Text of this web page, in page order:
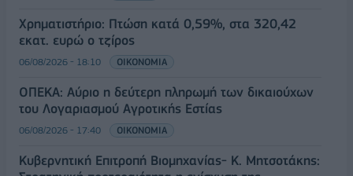
Χρηματιστήριο: Πτώση κατά 0,59%, στα 320,42
εκατ. ευρώ ο τζίρος
06/08/2026 - 18:10 ΟΙΚΟΝΟΜΙΑ
ΟΠΕΚΑ: Αύριο η δεύτερη πληρωμή των δικαιούχων
του Λογαριασμού Αγροτικής Εστίας
06/08/2026 - 17:40 ΟΙΚΟΝΟΜΙΑ
Κυβερνητική Επιτροπή Βιομηχανίας- Κ. Μητσοτάκης: